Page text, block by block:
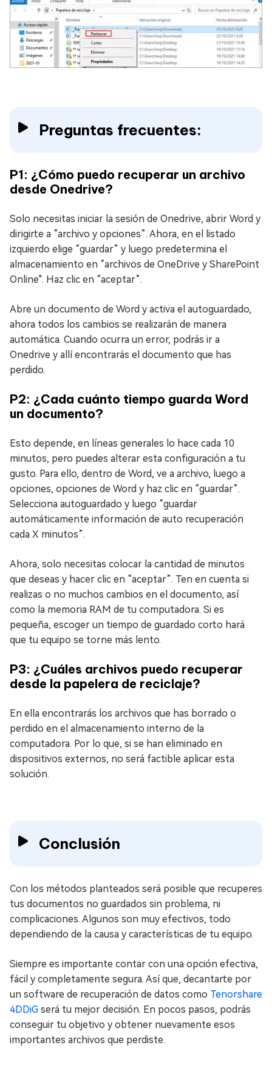
Preguntas frecuentes:
P1: ¿Cómo puedo recuperar un archivo
desde Onedrive?
Solo necesitas iniciar la sesión de Onedrive, abrir Word y
dirigirte a “archivo y opciones”. Ahora, en el listado
izquierdo elige “guardar” y luego predetermina el
almacenamiento en “archivos de OneDrive y SharePoint
Online". Haz clic en “aceptar”.
Abre un documento de Word y activa el autoguardado,
ahora todos los cambios se realizarán de manera
automática. Cuando ocurra un error, podrás ir a
Onedrive y allí encontrarás el documento que has
perdido.
P2: ¿Cada cuánto tiempo guarda Word
un documento?
Esto depende, en líneas generales lo hace cada 10
minutos, pero puedes alterar esta configuración a tu
gusto. Para ello, dentro de Word, ve a archivo, luego a
opciones, opciones de Word y haz clic en “guardar”.
Selecciona autoguardado y luego “guardar
automáticamente información de auto recuperación
cada X minutos”.
Ahora, solo necesitas colocar la cantidad de minutos
que deseas y hacer clic en “aceptar”. Ten en cuenta si
realizas o no muchos cambios en el documento, así
como la memoria RAM de tu computadora. Si es
pequeña, escoger un tiempo de guardado corto hará
que tu equipo se torne más lento.
P3: ¿Cuáles archivos puedo recuperar
desde la papelera de reciclaje?
En ella encontrarás los archivos que has borrado o
perdido en el almacenamiento interno de la
computadora. Por lo que, si se han eliminado en
dispositivos externos, no será factible aplicar esta
solución.
Conclusión
Con los métodos planteados será posible que recuperes
tus documentos no guardados sin problema, ni
complicaciones. Algunos son muy efectivos, todo
dependiendo de la causa y características de tu equipo.
Siempre es importante contar con una opción efectiva,
fácil y completamente segura. Así que, decantarte por
un software de recuperación de datos como Tenorshare
4DDiG será tu mejor decisión. En pocos pasos, podrás
conseguir tu objetivo y obtener nuevamente esos
importantes archivos que perdiste.